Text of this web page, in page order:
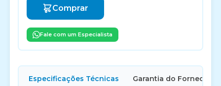
Comprar
Fale com um Especialista
Especificações Técnicas Garantia do Fornecedor